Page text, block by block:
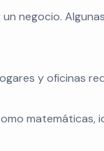
negocio.
y oficinas
matemáticas,